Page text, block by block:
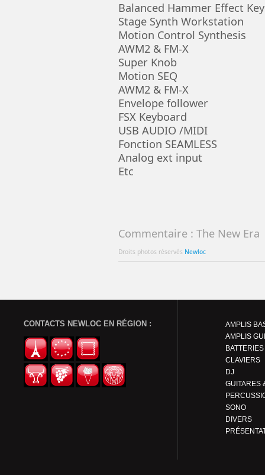
Balanced Hammer Effect
Stage Synth Workstation
Motion Control Synthesis
AWM2 & FM-X
Super Knob
Motion SEQ
AWM2 & FM-X
Envelope follower
FSX Keyboard
USB AUDIO /MIDI
Fonction SEAMLESS
Analog ext input
Etc
Commentaire : The New Era
Droits photos réservés Newloc
CONTACTS NEWLOC EN RÉGION :
AMPLIS
AMPLIS
BATTERIES
CLAVIERS
DJ
SONO
DIVERS